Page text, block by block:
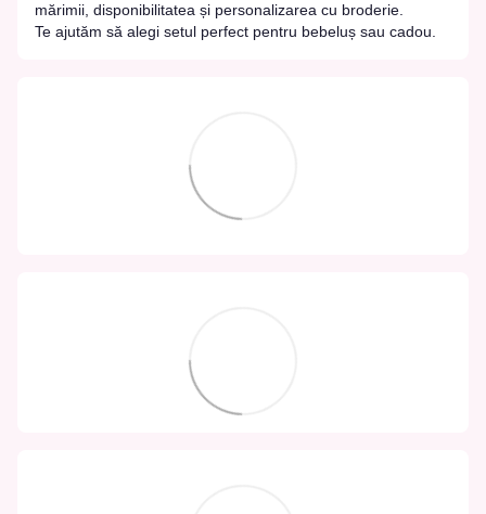
mărimii, disponibilitatea și personalizarea cu broderie.
Te ajutăm să alegi setul perfect pentru bebeluș sau cadou.